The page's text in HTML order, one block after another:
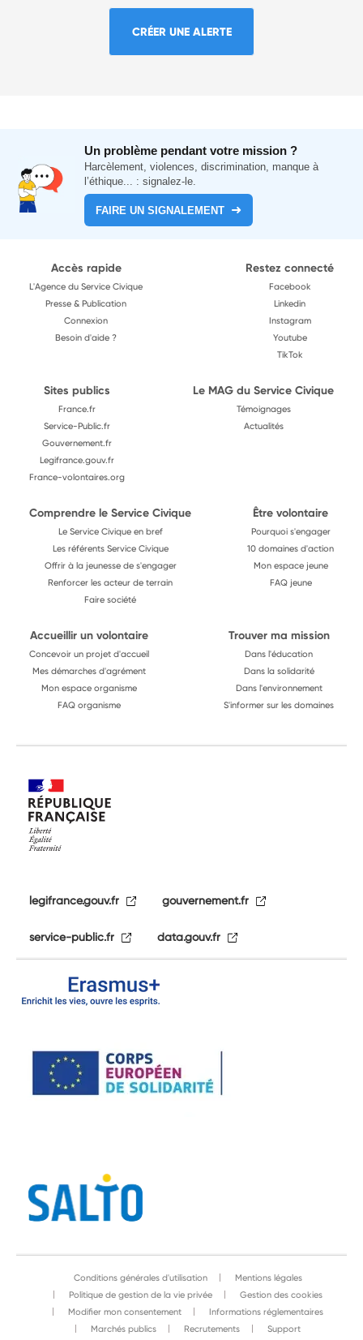
CRÉER UNE ALERTE
Un problème pendant votre mission ?
Harcèlement, violences, discrimination, manque à
l’éthique... : signalez-le.
FAIRE UN SIGNALEMENT
Accès rapide
L'Agence du Service Civique
Presse & Publication
Connexion
Besoin d'aide ?
Restez connecté
Facebook
Linkedin
Instagram
Youtube
TikTok
Sites publics
France.fr
Service-Public.fr
Gouvernement.fr
Legifrance.gouv.fr
France-volontaires.org
Le MAG du Service Civique
Témoignages
Actualités
Comprendre le Service Civique
Le Service Civique en bref
Les référents Service Civique
Offrir à la jeunesse de s'engager
Renforcer les acteur de terrain
Faire société
Être volontaire
Pourquoi s'engager
10 domaines d'action
Mon espace jeune
FAQ jeune
Accueillir un volontaire
Concevoir un projet d'accueil
Mes démarches d'agrément
Mon espace organisme
FAQ organisme
Trouver ma mission
Dans l'éducation
Dans la solidarité
Dans l'environnement
S'informer sur les domaines
legifrance.gouv.fr gouvernement.fr
service-public.fr data.gouv.fr
Conditions générales d'utilisation
Mentions légales
Politique de gestion de la vie privée
Gestion des cookies
Modifier mon consentement
Informations réglementaires
Marchés publics
Recrutements
Support